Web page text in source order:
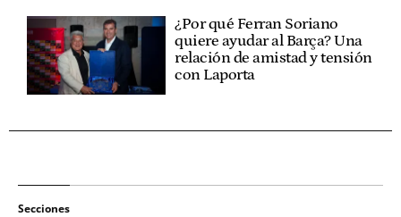
¿Por qué Ferran Soriano
quiere ayudar al Barça? Una
relación de amistad y tensión
con Laporta
Secciones